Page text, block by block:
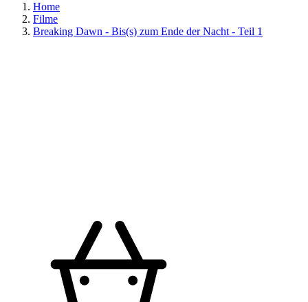
Home
Filme
Breaking Dawn - Bis(s) zum Ende der Nacht - Teil 1